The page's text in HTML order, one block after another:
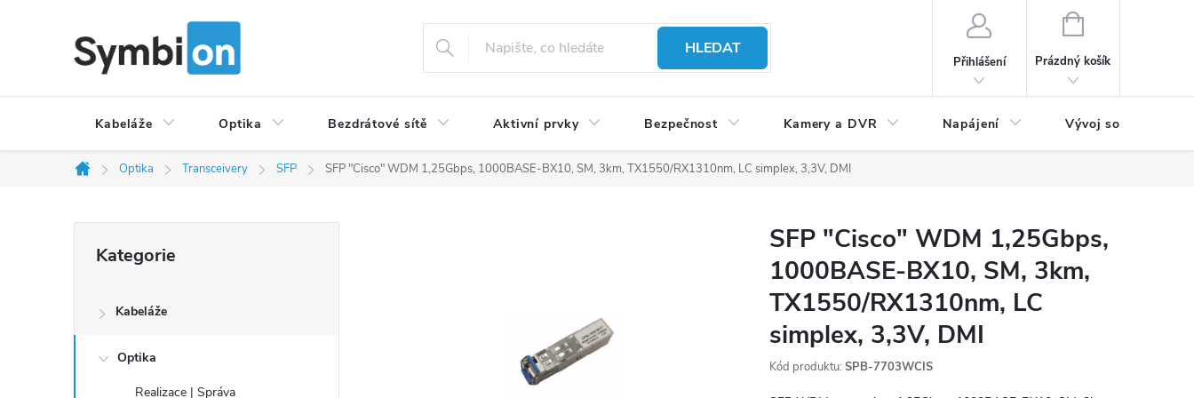
HLEDAT
Přihlášení
NÁKUPNÍ
Prázdný košík
Kabeláže Optika Bezdrátové sítě Aktivní prvky Bezpečnost Kamery a DVR Napájení Vývoj software
Domů
Optika Transceivery SFP SFP "Cisco" WDM 1,25Gbps, 1000BASE-BX10, SM, 3km, TX1550/RX1310nm, LC simplex, 3,3V, DMI
r
kategorie
Kategorie
Kabeláže
Optika
Realizace | Správa
SFP "Cisco" WDM 1,25Gbps,
1000BASE-BX10, SM, 3km,
TX1550/RX1310nm, LC
simplex, 3,3V, DMI
Kód produktu: SPB-7703WCIS